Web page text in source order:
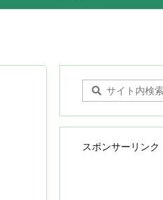
スポンサーリンク